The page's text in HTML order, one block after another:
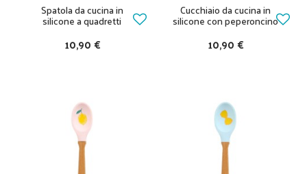
Spatola da cucina in
silicone a quadretti
10,90 €
Cucchiaio da cucina in
silicone con peperoncino
10,90 €